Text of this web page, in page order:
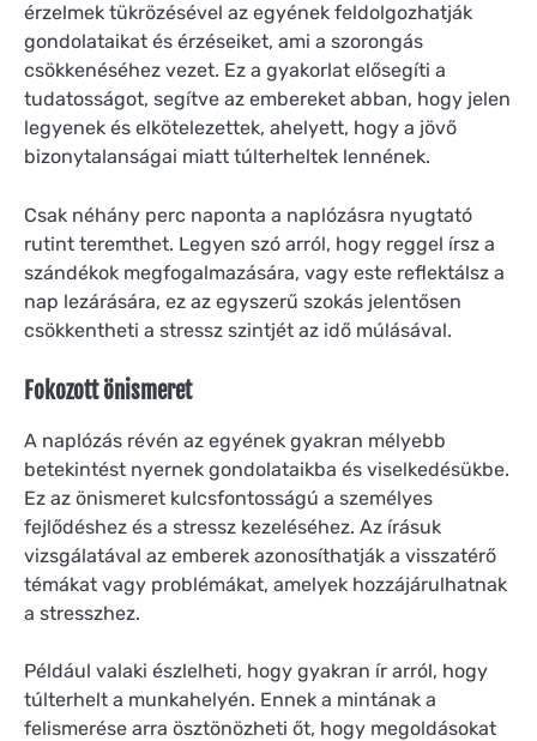
érzelmek tükrözésével az egyének feldolgozhatják
gondolataikat és érzéseiket, ami a szorongás
csökkenéséhez vezet. Ez a gyakorlat elősegíti a
tudatosságot, segítve az embereket abban, hogy jelen
legyenek és elkötelezettek, ahelyett, hogy a jövő
bizonytalanságai miatt túlterheltek lennének.
Csak néhány perc naponta a naplózásra nyugtató
rutint teremthet. Legyen szó arról, hogy reggel írsz a
szándékok megfogalmazására, vagy este reflektálsz a
nap lezárására, ez az egyszerű szokás jelentősen
csökkentheti a stressz szintjét az idő múlásával.
Fokozott önismeret
A naplózás révén az egyének gyakran mélyebb
betekintést nyernek gondolataikba és viselkedésükbe.
Ez az önismeret kulcsfontosságú a személyes
fejlődéshez és a stressz kezeléséhez. Az írásuk
vizsgálatával az emberek azonosíthatják a visszatérő
témákat vagy problémákat, amelyek hozzájárulhatnak
a stresszhez.
Például valaki észlelheti, hogy gyakran ír arról, hogy
túlterhelt a munkahelyén. Ennek a mintának a
felismerése arra ösztönözheti őt, hogy megoldásokat